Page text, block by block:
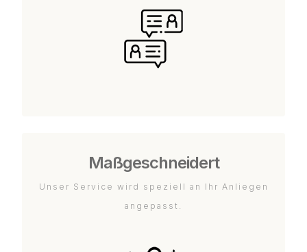
Maßgeschneidert
Unser Service wird speziell an Ihr Anliegen
angepasst.